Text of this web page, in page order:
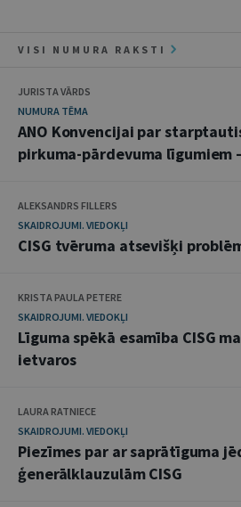
VISI NUMURA RAKSTI
JURISTA VĀRDS
NUMURA TĒMA
ANO Konvencijai par
pirkuma-pārdevuma līgumiem
ALEKSANDRS FILLERS
SKAIDROJUMI. VIEDOKĻI
CISG tvēruma atsevišķi
KRISTA PAULA PETERE
SKAIDROJUMI. VIEDOKĻI
Līguma spēkā esamība CISG
ietvaros
LAURA RATNIECE
SKAIDROJUMI. VIEDOKĻI
Piezīmes par ar saprātīguma
ģenerālklauzulām CISG